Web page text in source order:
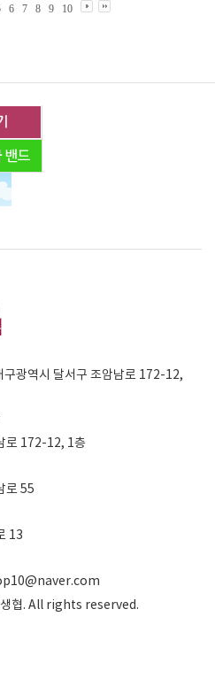
6 7 8 9 10
광역시 달서구 조암남로 172-12,
로 172-12, 1층
로 55
13
협. All rights reserved.